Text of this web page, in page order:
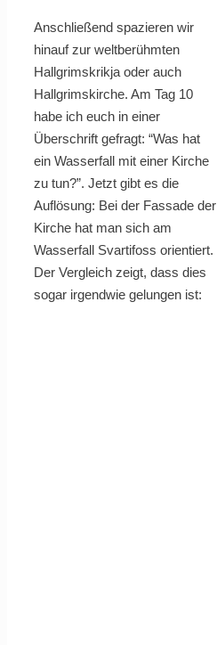
Anschließend spazieren wir
hinauf zur weltberühmten
Hallgrimskrikja oder auch
Hallgrimskirche. Am Tag 10
habe ich euch in einer
Überschrift gefragt: “Was hat
ein Wasserfall mit einer Kirche
zu tun?”. Jetzt gibt es die
Auflösung: Bei der Fassade der
Kirche hat man sich am
Wasserfall Svartifoss orientiert.
Der Vergleich zeigt, dass dies
sogar irgendwie gelungen ist: